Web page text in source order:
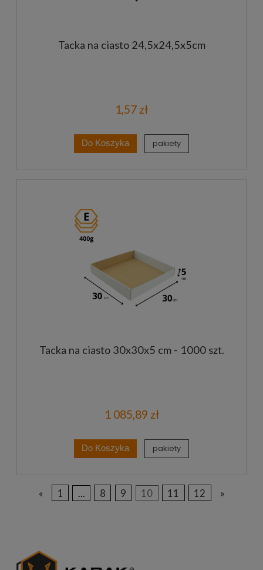
Tacka na ciasto 24,5x24,5x5cm
1,57 zł
Do Koszyka pakiety
Tacka na ciasto 30x30x5 cm - 1000 szt.
1 085,89 zł
Do Koszyka pakiety
« 1 ... 8 9 10 11 12 »